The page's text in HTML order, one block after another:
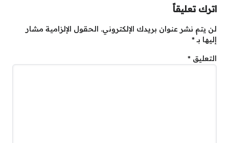
اترك تعليقاً
لن يتم نشر عنوان بريدك الإلكتروني. الحقول الإلزامية مشار
إليها بـ*
التعليق *